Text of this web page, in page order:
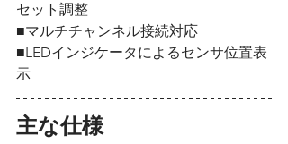
セット調整
■マルチチャンネル接続対応
■LEDインジケータによるセンサ位置表
示
主な仕様